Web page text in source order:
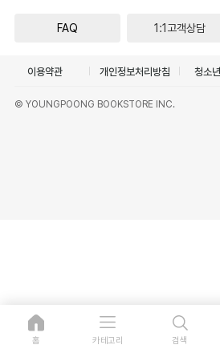
FAQ 1:1고객상담
이용약관 개인정보처리방침 청소
© YOUNGPOONG BOOKSTORE INC.
홈 카테고리 검색